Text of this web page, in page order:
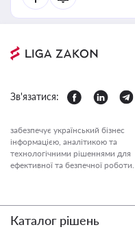
Зв'язатися:
забезпечує український бізнес
інформацією, аналітикою та
технологічними рішеннями для
ефективної та безпечної роботи.
Каталог рішень